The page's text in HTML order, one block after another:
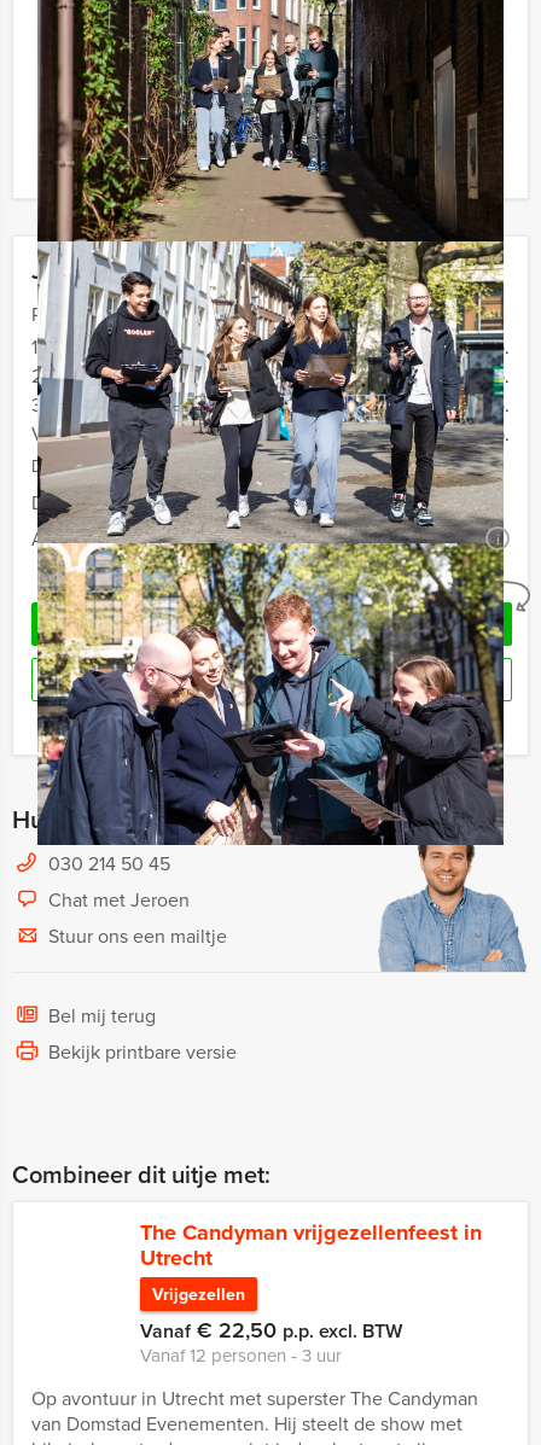
Jouw uitje
Prijs :
12 - 19 personen
€ 34,50 p.p.
20 - 29 personen
€ 32,50 p.p.
30 - 39 personen
€ 29,50 p.p.
Vanaf 40 personen
€ 27,50 p.p.
De prijzen zijn exclusief BTW
Duur:
2 uur en 30 minuten
Aantal:
Minimaal 12 personen i
Geheel vrijblijvend
VRAAG VRIJBLIJVEND OFFERTE AAN
RESERVEREN
Ik heb een vraag over dit uitje
Hulp nodig bij het kiezen?
030 214 50 45
Chat met Jeroen
Stuur ons een mailtje
Bel mij terug
Bekijk printbare versie
spelevenementen. Informeer naar de mogelijkheden!
Komt u niet aan het minimale aantal deelnemers voor
dit arrangement? Als u bereid bent voor het minimale
aantal te betalen, kunt u ook gewoon voor minder
personen boeken!
Combineer dit uitje met:
The Candyman vrijgezellenfeest in
Utrecht
Vrijgezellen
Vanaf€ 22,50 p.p. excl. BTW
Vanaf 12 personen ‐ 3 uur
Op avontuur in Utrecht met superster The Candyman
van Domstad Evenementen. Hij steelt de show met